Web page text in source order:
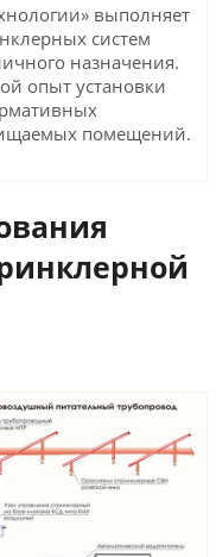
выполняет
систем
назначения.
опыт установки
помещений.